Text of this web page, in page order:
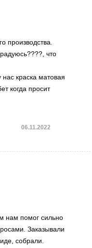
производства.
что
краска матовая
когда просит
06.11.2022
нам помог сильно
Заказывали
собрали.